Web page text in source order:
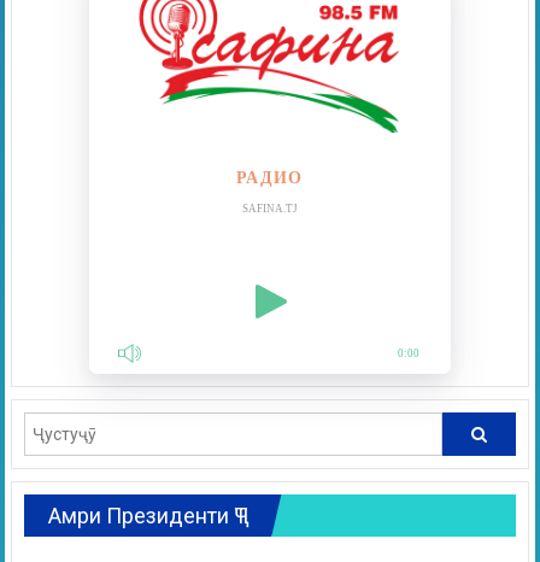
РАДИО
SAFINA.TJ
0:00
Амри Президенти ҶТ